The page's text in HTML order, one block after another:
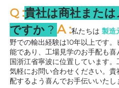
Q :貴社は商社また
ですか ? A :私たちは 製造
野での輸出経験は10年以上です
能であり、工場見学のお手配も喜
国浙江省寧波に位置しています
気軽にお問い合わせください。
配するよう喜んでお手伝いいたし